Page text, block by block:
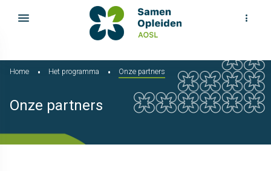
Home Het programma Onze partners
Onze partners